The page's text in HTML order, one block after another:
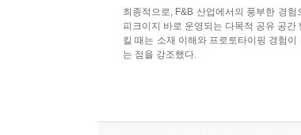
최종적으로, F&B 산업에서의 풍부한 경
피크이지 바로 운영되는 다목적 공유 공간
킬 때는 소재 이해와 프로토타이핑 경험
는 점을 강조했다.